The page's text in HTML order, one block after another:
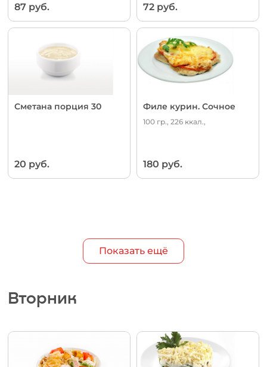
87 руб. 72 руб.
Сметана порция 30
20 руб.
Филе курин. Сочное
100 гр., 226 ккал.,
180 руб.
Показать ещё
Вторник